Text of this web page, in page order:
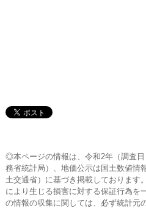
◎本ページの情報は、令和2年（調査
務省統計局）、地価公示は国土数値情
土交通省）に基づき掲載しております
により生じる損害に対する保証行為を
の情報の収集に関しては、必ず統計元